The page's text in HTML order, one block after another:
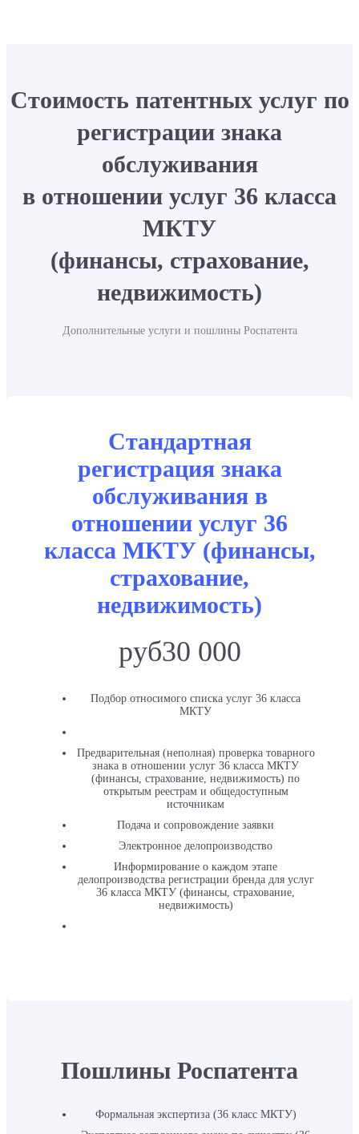
Стоимость патентных услуг по
регистрации знака
обслуживания
в отношении услуг 36 класса
МКТУ
(финансы, страхование,
недвижимость)
Дополнительные услуги и пошлины Роспатента
Стандартная
регистрация знака
обслуживания в
отношении услуг 36
класса МКТУ (финансы,
страхование,
недвижимость)
руб30 000
Подбор относимого списка услуг 36 класса
МКТУ
Предварительная (неполная) проверка товарного
знака в отношении услуг 36 класса МКТУ
(финансы, страхование, недвижимость) по
открытым реестрам и общедоступным
источникам
Подача и сопровождение заявки
Электронное делопроизводство
Информирование о каждом этапе
делопроизводства регистрации бренда для услуг
36 класса МКТУ (финансы, страхование,
недвижимость)
Пошлины Роспатента
Формальная экспертиза (36 класс МКТУ)